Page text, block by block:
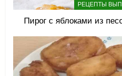
РЕЦЕПТЫ
Пирог с яблоками из